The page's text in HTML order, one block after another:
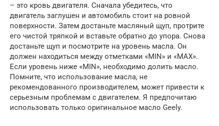
– это кровь двигателя. Сначала убедитесь, что
двигатель заглушен и автомобиль стоит на ровной
поверхности. Затем достаньте масляный щуп, протрите
его чистой тряпкой и вставьте обратно до упора. Снова
достаньте щуп и посмотрите на уровень масла. Он
должен находиться между отметками «MIN» и «MAX».
Если уровень ниже «MIN», необходимо долить масло.
Помните, что использование масла, не
рекомендованного производителем, может привести к
серьезным проблемам с двигателем. Я предпочитаю
использовать только оригинальное масло Geely.